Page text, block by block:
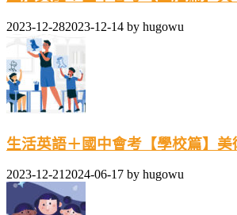
2023-12-282023-12-14 by hugowu
生活英語＋國中會考【學校篇】美
2023-12-212024-06-17 by hugowu